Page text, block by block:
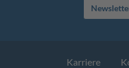
Karriere